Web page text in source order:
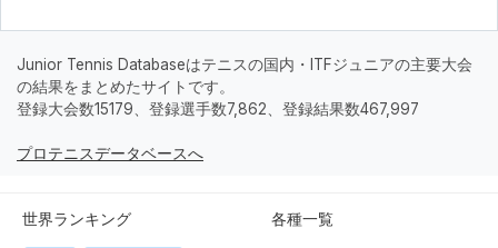
Junior Tennis Databaseはテニスの国内・ITFジュニアの主要大会
の結果をまとめたサイトです。
登録大会数15179、登録選手数7,862、登録結果数467,997
プロテニスデータベースへ
世界ランキング 各種一覧